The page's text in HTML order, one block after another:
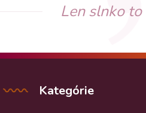
Len slnko
Kategórie